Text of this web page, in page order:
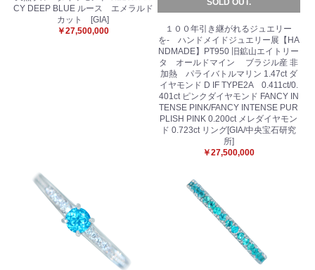
CY DEEP BLUE ルース エメラルド
カット [GIA]
￥27,500,000
SOLD OUT.
１００年引き継がれるジュエリー
を- ハンドメイドジュエリー展【HA
NDMADE】PT950 旧鉱山エイトリー
タ オールドマイン ブラジル産 非
加熱 パライバトルマリン 1.47ct ダ
イヤモンド D IF TYPE2A 0.411ct/0.
401ct ピンクダイヤモンド FANCY IN
TENSE PINK/FANCY INTENSE PUR
PLISH PINK 0.200ct メレダイヤモン
ド 0.723ct リング[GIA/中央宝石研究
所]
￥27,500,000